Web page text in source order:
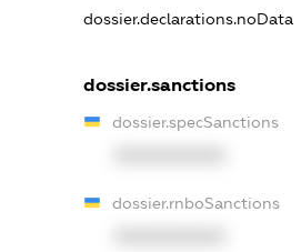
dossier.declarations.noData
dossier.sanctions
dossier.specSanctions
dossier.rnboSanctions